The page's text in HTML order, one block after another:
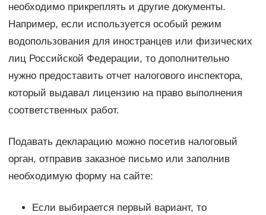
необходимо прикреплять и другие документы.
Например, если используется особый режим
водопользования для иностранцев или физических
лиц Российской Федерации, то дополнительно
нужно предоставить отчет налогового инспектора,
который выдавал лицензию на право выполнения
соответственных работ.
Подавать декларацию можно посетив налоговый
орган, отправив заказное письмо или заполнив
необходимую форму на сайте:
Если выбирается первый вариант, то